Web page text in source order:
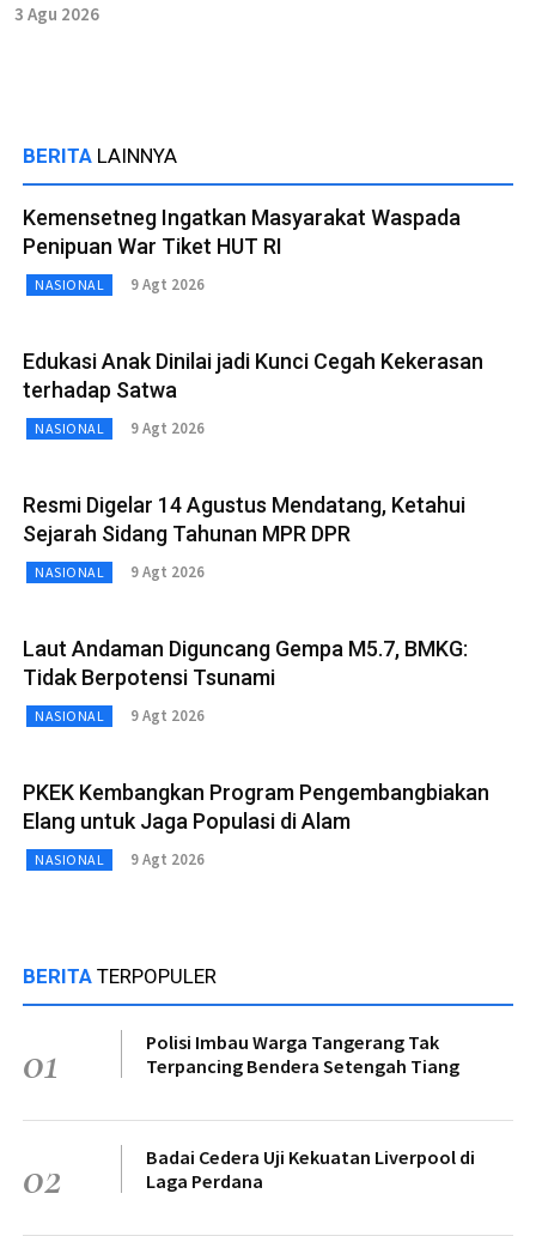
3 Agu 2026
BERITA LAINNYA
Kemensetneg Ingatkan Masyarakat Waspada
Penipuan War Tiket HUT RI
NASIONAL 9 Agt 2026
Edukasi Anak Dinilai jadi Kunci Cegah Kekerasan
terhadap Satwa
NASIONAL 9 Agt 2026
Resmi Digelar 14 Agustus Mendatang, Ketahui
Sejarah Sidang Tahunan MPR DPR
NASIONAL 9 Agt 2026
Laut Andaman Diguncang Gempa M5.7, BMKG:
Tidak Berpotensi Tsunami
NASIONAL 9 Agt 2026
PKEK Kembangkan Program Pengembangbiakan
Elang untuk Jaga Populasi di Alam
NASIONAL 9 Agt 2026
BERITA TERPOPULER
01
Polisi Imbau Warga Tangerang Tak
Terpancing Bendera Setengah Tiang
02
Badai Cedera Uji Kekuatan Liverpool di
Laga Perdana